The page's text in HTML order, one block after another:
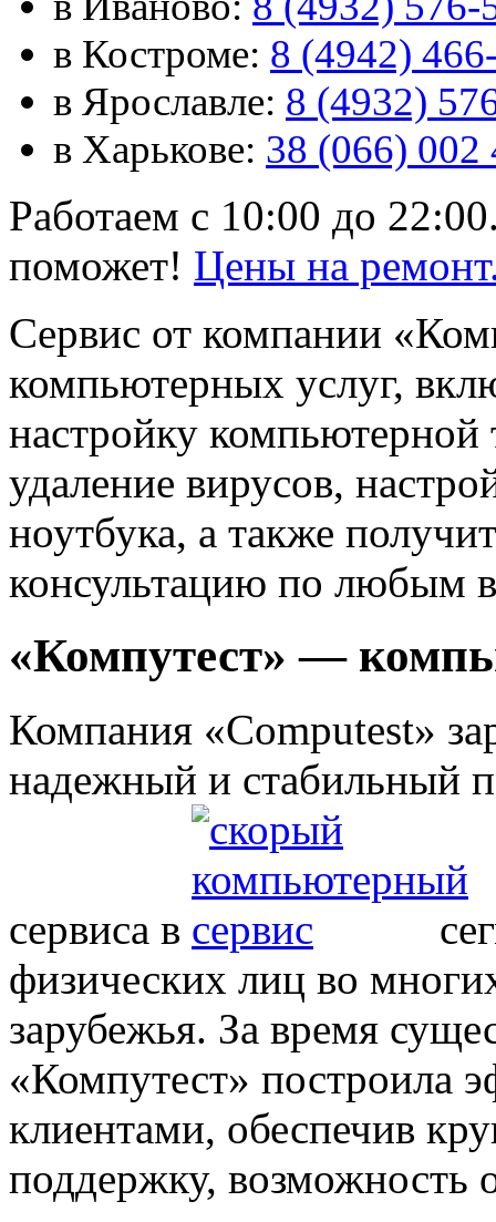
в Костроме: 8 (4942)
в Ярославле: 8 (4932)
в Харькове: 38 (066) 002
Работаем с 10:00 до
поможет! Цены на
Сервис от компании
компьютерных услуг,
настройку
удаление вирусов,
ноутбука, а также
консультацию по любым
«Компутест» —
Компания «Computest»
надежный и стабильный
сервиса в
физических лиц во
зарубежья. За время
«Компутест» построила
клиентами, обеспечив
поддержку, возможность